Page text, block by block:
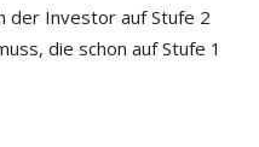
der Investor auf Stufe 2
die schon auf Stufe 1